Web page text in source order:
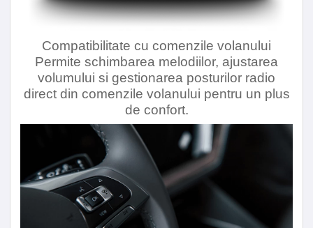
Compatibilitate cu comenzile volanului
Permite schimbarea melodiilor, ajustarea
volumului si gestionarea posturilor radio
direct din comenzile volanului pentru un plus
de confort.